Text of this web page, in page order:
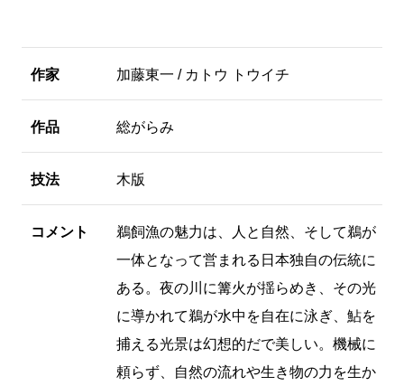
作家 加藤東一 / カトウ トウイチ
作品 総がらみ
技法 木版
コメント
鵜飼漁の魅力は、人と自然、そして鵜が
一体となって営まれる日本独自の伝統に
ある。夜の川に篝火が揺らめき、その光
に導かれて鵜が水中を自在に泳ぎ、鮎を
捕える光景は幻想的だで美しい。機械に
頼らず、自然の流れや生き物の力を生か